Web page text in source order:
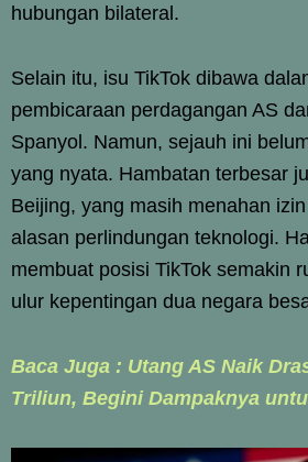
hubungan bilateral.
Selain itu, isu TikTok dibawa
pembicaraan perdagangan AS
Spanyol. Namun, sejauh ini
yang nyata. Hambatan terbesar
Beijing, yang masih menahan
alasan perlindungan teknologi.
membuat posisi TikTok semakin
ulur kepentingan dua negara
Baca Juga : Utang AS Naik
Triliun, Begini Dampaknya